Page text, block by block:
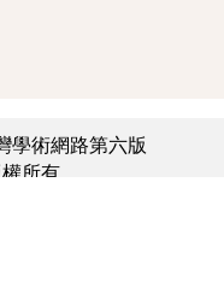
學術網路第六版
所有